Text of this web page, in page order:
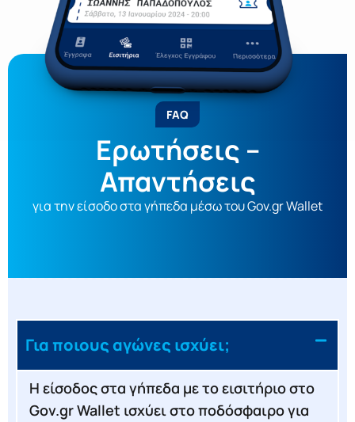
FAQ
Ερωτήσεις –
Απαντήσεις
για την είσοδο στα γήπεδα μέσω του Gov.gr Wallet
Για ποιους αγώνες ισχύει;
Η είσοδος στα γήπεδα με το εισιτήριο στο
Gov.gr Wallet ισχύει στο ποδόσφαιρο για